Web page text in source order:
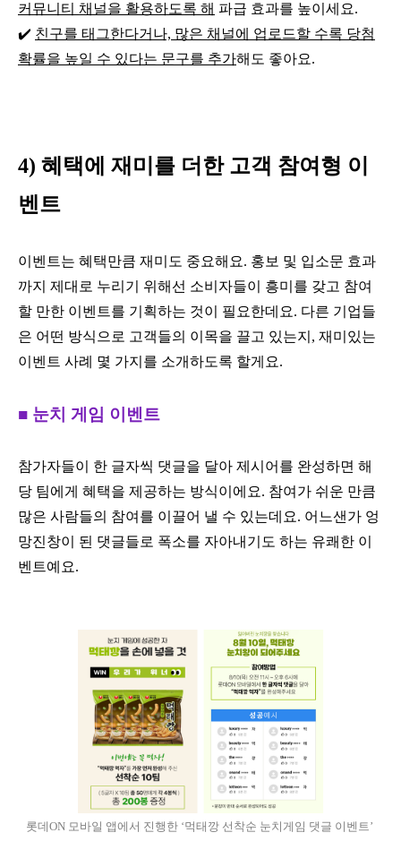
커뮤니티 채널을 활용하도록 해 파급 효과를 높이세요.
✔️ 친구를 태그한다거나, 많은 채널에 업로드할 수록 당첨
확률을 높일 수 있다는 문구를 추가해도 좋아요.
4) 혜택에 재미를 더한 고객 참여형 이
벤트
이벤트는 혜택만큼 재미도 중요해요. 홍보 및 입소문 효과
까지 제대로 누리기 위해선 소비자들이 흥미를 갖고 참여
할 만한 이벤트를 기획하는 것이 필요한데요. 다른 기업들
은 어떤 방식으로 고객들의 이목을 끌고 있는지, 재미있는
이벤트 사례 몇 가지를 소개하도록 할게요.
■ 눈치 게임 이벤트
참가자들이 한 글자씩 댓글을 달아 제시어를 완성하면 해
당 팀에게 혜택을 제공하는 방식이에요. 참여가 쉬운 만큼
많은 사람들의 참여를 이끌어 낼 수 있는데요. 어느샌가 엉
망진창이 된 댓글들로 폭소를 자아내기도 하는 유쾌한 이
벤트예요.
롯데ON 모바일 앱에서 진행한 ‘먹태깡 선착순 눈치게임 댓글 이벤트’